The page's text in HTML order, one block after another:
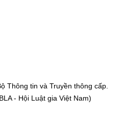
Thông tin và Truyền thông cấp.
- Hội Luật gia Việt Nam)